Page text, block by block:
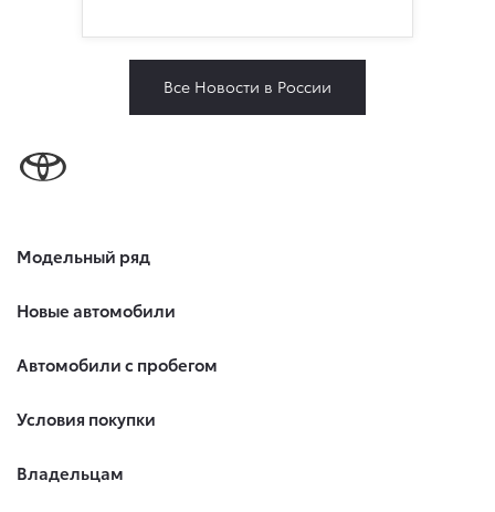
Все Новости в России
Модельный ряд
Новые автомобили
Автомобили с пробегом
Условия покупки
Владельцам